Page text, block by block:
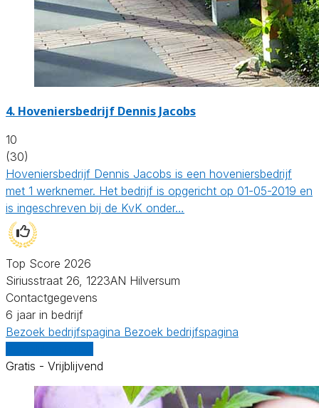
4. Hoveniersbedrijf Dennis Jacobs
10
(30)
Hoveniersbedrijf Dennis Jacobs is een hoveniersbedrijf
met 1 werknemer. Het bedrijf is opgericht op 01-05-2019 en
is ingeschreven bij de KvK onder…
Top Score 2026
Siriusstraat 26, 1223AN Hilversum
Contactgegevens
6 jaar in bedrijf
Bezoek bedrijfspagina Bezoek bedrijfspagina
Gratis - Vrijblijvend